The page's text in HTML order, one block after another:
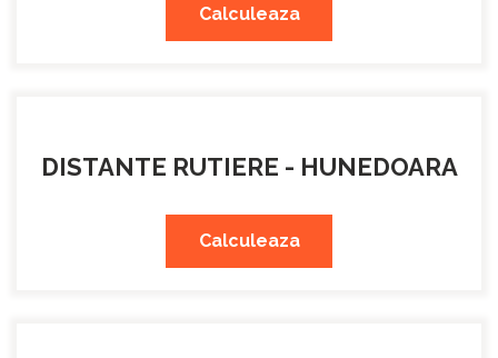
Calculeaza
DISTANTE RUTIERE - HUNEDOARA
Calculeaza